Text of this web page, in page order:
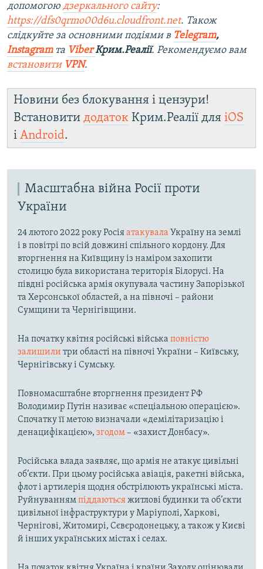
допомогою дзеркального сайту:
https://dfs0qrmo00d6u.cloudfront.net. Також
слідкуйте за основними подіями в Telegram,
Instagramта ViberКрим.Реалії. Рекомендуємо вам
встановити VPN.
Новини без блокування і цензури!
Встановити додаток Крим.Реалії для iOS
і Android.
Масштабна війна Росії проти
України
24 лютого 2022 року Росіяатакувала Україну на землі
і в повітрі по всій довжині спільного кордону. Для
вторгнення на Київщину із наміром захопити
столицю була використана територія Білорусі. На
півдні російська армія окупувала частину Запорізької
та Херсонської областей, а на півночі – райони
Сумщини та Чернігівщини.
На початку квітня російські війська повністю
залишили три області на півночі України – Київську,
Чернігівську і Сумську.
Повномасштабне вторгнення президент РФ
Володимир Путін називає «спеціальною операцією».
Спочатку її метою визначали «демілітаризацію і
денацифікацією», згодом– «захист Донбасу».
Російська влада заявляє, що армія не атакує цивільні
об’єкти. При цьому російська авіація, ракетні війська,
флот і артилерія щодня обстрілюють українські міста.
Руйнуваннямпіддаютьсяжитлові будинки та об’єкти
цивільної інфраструктури у Маріуполі, Харкові,
Чернігові, Житомирі, Сєвєродонецьку, а також у Києві
й інших українських містах і селах.